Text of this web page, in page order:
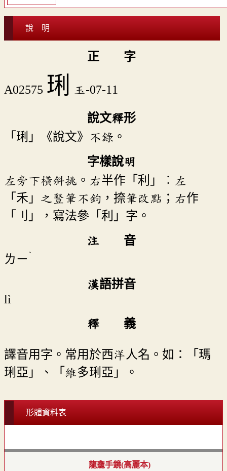
說 明
正 字
A02575 琍 玉-07-11
說文釋形
「琍」《說文》不錄。
字樣說明
左旁下橫斜挑。右半作「利」︰左
「禾」之豎筆不鉤，捺筆改點；右作
「刂」，寫法參「利」字。
注 音
ㄌㄧˋ
漢語拼音
lì
釋 義
譯音用字。常用於西洋人名。如：「瑪
琍亞」、「維多琍亞」。
形體資料表
龍龕手鏡(高麗本)